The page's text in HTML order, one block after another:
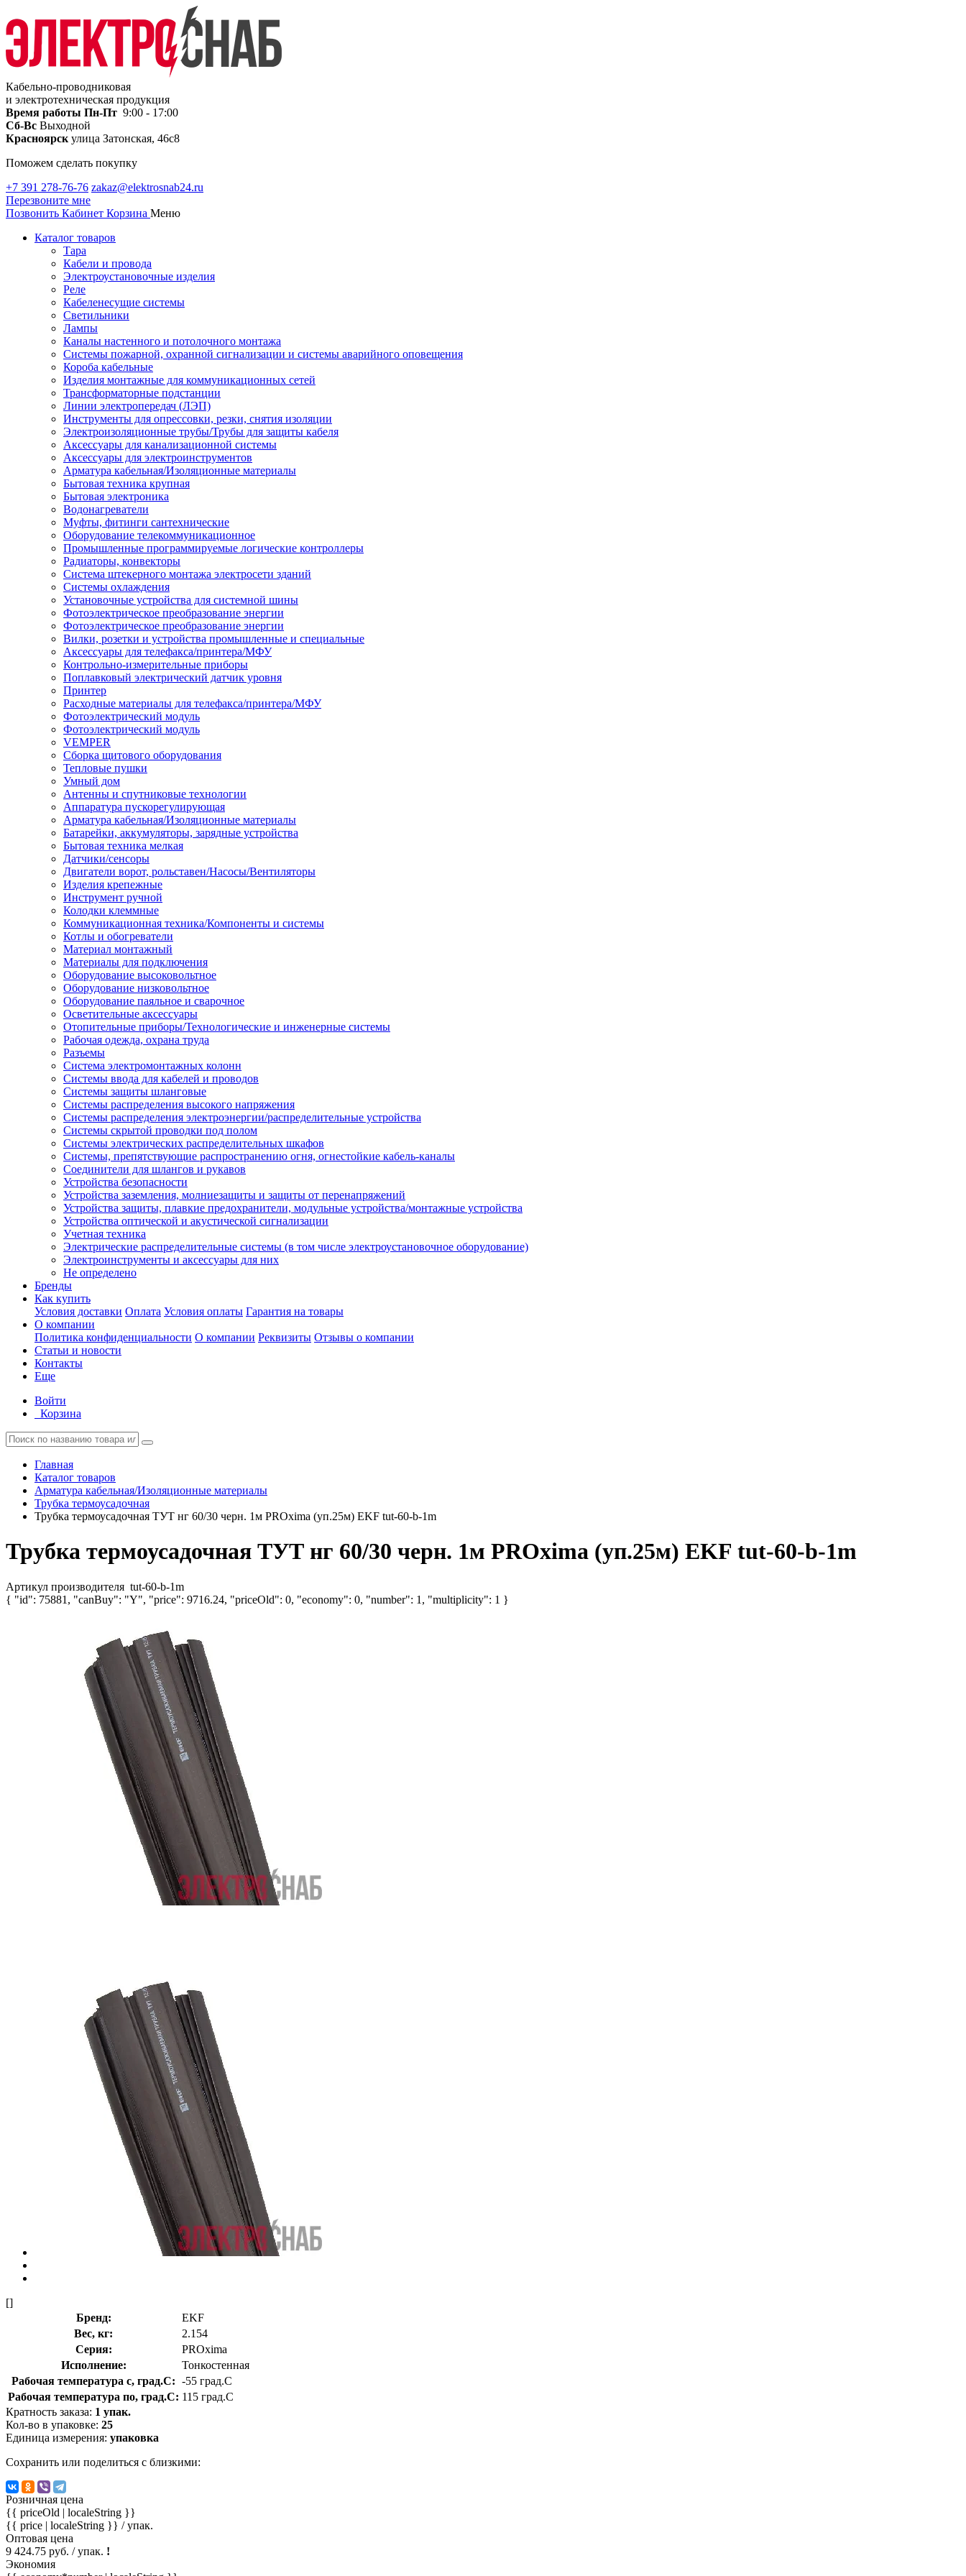
Кабельно-проводниковая
и электротехническая продукция
Время работы Пн-Пт 9:00 - 17:00
Сб-Вс Выходной
Красноярск улица Затонская, 46с8
Поможем сделать покупку
+7 391 278-76-76 zakaz@elektrosnab24.ru
Перезвоните мне
Позвонить Кабинет Корзина Меню
Каталог товаров
Тара
Кабели и провода
Электроустановочные изделия
Реле
Кабеленесущие системы
Светильники
Лампы
Каналы настенного и потолочного монтажа
Системы пожарной, охранной сигнализации и системы аварийного оповещения
Короба кабельные
Изделия монтажные для коммуникационных сетей
Трансформаторные подстанции
Линии электропередач (ЛЭП)
Инструменты для опрессовки, резки, снятия изоляции
Электроизоляционные трубы/Трубы для защиты кабеля
Аксессуары для канализационной системы
Аксессуары для электроинструментов
Арматура кабельная/Изоляционные материалы
Бытовая техника крупная
Бытовая электроника
Водонагреватели
Муфты, фитинги сантехнические
Оборудование телекоммуникационное
Промышленные программируемые логические контроллеры
Радиаторы, конвекторы
Система штекерного монтажа электросети зданий
Системы охлаждения
Установочные устройства для системной шины
Фотоэлектрическое преобразование энергии
Фотоэлектрическое преобразование энергии
Вилки, розетки и устройства промышленные и специальные
Аксессуары для телефакса/принтера/МФУ
Контрольно-измерительные приборы
Поплавковый электрический датчик уровня
Принтер
Расходные материалы для телефакса/принтера/МФУ
Фотоэлектрический модуль
Фотоэлектрический модуль
VEMPER
Сборка щитового оборудования
Тепловые пушки
Умный дом
Антенны и спутниковые технологии
Аппаратура пускорегулирующая
Арматура кабельная/Изоляционные материалы
Батарейки, аккумуляторы, зарядные устройства
Бытовая техника мелкая
Датчики/сенсоры
Двигатели ворот, рольставен/Насосы/Вентиляторы
Изделия крепежные
Инструмент ручной
Колодки клеммные
Коммуникационная техника/Компоненты и системы
Котлы и обогреватели
Материал монтажный
Материалы для подключения
Оборудование высоковольтное
Оборудование низковольтное
Оборудование паяльное и сварочное
Осветительные аксессуары
Отопительные приборы/Технологические и инженерные системы
Рабочая одежда, охрана труда
Разъемы
Система электромонтажных колонн
Системы ввода для кабелей и проводов
Системы защиты шланговые
Системы распределения высокого напряжения
Системы распределения электроэнергии/распределительные устройства
Системы скрытой проводки под полом
Системы электрических распределительных шкафов
Системы, препятствующие распространению огня, огнестойкие кабель-каналы
Соединители для шлангов и рукавов
Устройства безопасности
Устройства заземления, молниезащиты и защиты от перенапряжений
Устройства защиты, плавкие предохранители, модульные устройства/монтажные устройства
Устройства оптической и акустической сигнализации
Учетная техника
Электрические распределительные системы (в том числе электроустановочное оборудование)
Электроинструменты и аксессуары для них
Не определено
Бренды
Как купить
Условия доставки Оплата Условия оплаты Гарантия на товары
О компании
Политика конфиденциальности О компании Реквизиты Отзывы о компании
Статьи и новости
Контакты
Еще
Войти
Корзина
Главная
Каталог товаров
Арматура кабельная/Изоляционные материалы
Трубка термоусадочная
Трубка термоусадочная ТУТ нг 60/30 черн. 1м PROxima (уп.25м) EKF tut-60-b-1m
Трубка термоусадочная ТУТ нг 60/30 черн. 1м PROxima (уп.25м) EKF tut-60-b-1m
Артикул производителя tut-60-b-1m
{ "id": 75881, "canBuy": "Y", "price": 9716.24, "priceOld": 0, "economy": 0, "number": 1, "multiplicity": 1 }
[]
Бренд:
EKF
Вес, кг:
2.154
Серия:
PROxima
Исполнение:
Тонкостенная
Рабочая температура с, град.C: -55 град.C
Рабочая температура по, град.C: 115 град.C
Кратность заказа: 1 упак.
Кол-во в упаковке: 25
Единица измерения: упаковка
Сохранить или поделиться с близкими:
Розничная цена
{{ priceOld | localeString }}
{{ price | localeString }} / упак.
Оптовая цена
9 424.75 руб. / упак. !
Экономия